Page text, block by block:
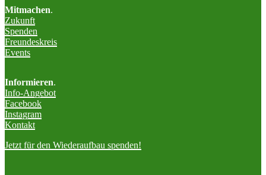
Mitmachen.
Zukunft
Spenden
Freundeskreis
Events
Informieren.
Info-Angebot
Facebook
Instagram
Kontakt
Jetzt für den Wiederaufbau spenden!